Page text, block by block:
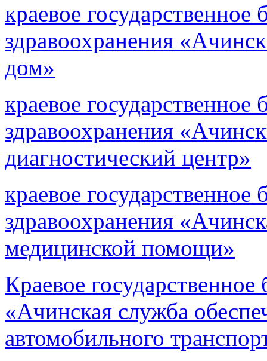
краевое
здравоохранения
дом»
краевое
здравоохранения
диагностический центр»
краевое
здравоохранения
медицинской помощи»
Краевое
«Ачинская служба
автомобильного